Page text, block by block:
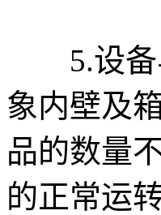
5.设备
象内壁及
品的数量
的正常运转